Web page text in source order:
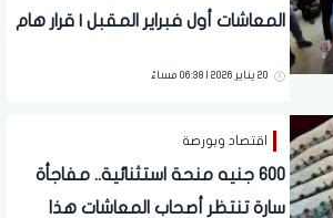
المعاشات أول فبراير المقبل | قرار هام
20 يناير 2026 | 06:38 مساءً
اقتصاد وبورصة
600 جنيه منحة استثنائية.. مفاجأة
سارة تنتظر أصحاب المعاشات هذا